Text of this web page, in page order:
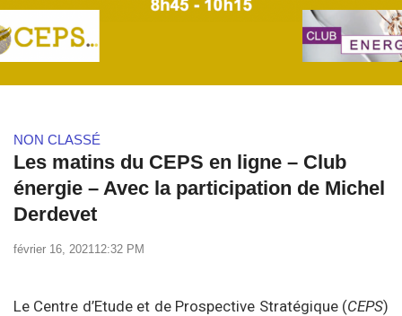
NON CLASSÉ
Les matins du CEPS en ligne – Club
énergie – Avec la participation de Michel
Derdevet
février 16, 202112:32 PM
Le Centre d’Etude et de Prospective Stratégique (CEPS)